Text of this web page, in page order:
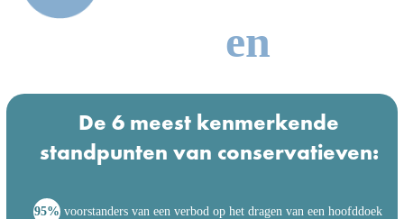
en
De 6 meest kenmerkende
standpunten van conservatieven:
95% voorstanders van een verbod op het dragen van een hoofddoek